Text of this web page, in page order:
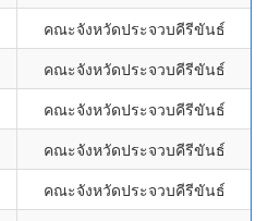
คณะจังหวัดประจวบคีรีขันธ์
คณะจังหวัดประจวบคีรีขันธ์
คณะจังหวัดประจวบคีรีขันธ์
คณะจังหวัดประจวบคีรีขันธ์
คณะจังหวัดประจวบคีรีขันธ์